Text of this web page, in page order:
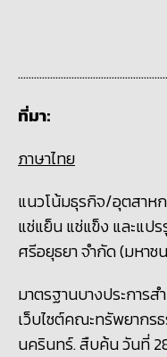
ที่มา:
ภาษาไทย
แนวโน้มธุรกิจ/อุตสาห
แช่แย็น แช่แข็ง และแป
ศรีอยุธยา จำกัด (มหาช
มาตรฐานบางประการส
เว็บไซต์คณะทรัพยากร
นครินทร์. สืบค้น วันที่